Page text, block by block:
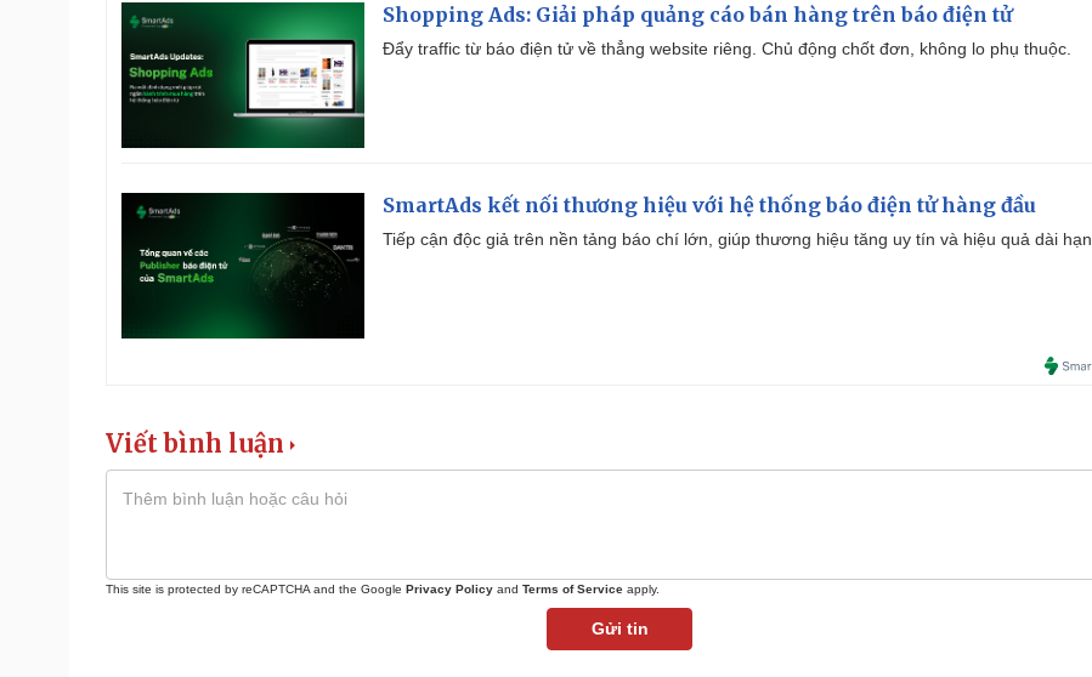
Shopping Ads: Giải pháp quảng cáo bán hàng trên báo điện tử
Đẩy traffic từ báo điện tử về thẳng website riêng. Chủ động chốt đơn, không lo phụ thuộc.
SmartAds kết nối thương hiệu với hệ thống báo điện tử hàng đầu
Tiếp cận độc giả trên nền tảng báo chí lớn, giúp thương hiệu tăng uy tín và hiệu quả dài hạn.
Viết bình luận
This site is protected by reCAPTCHA and the Google Privacy Policy and Terms of Service apply.
Gửi tin